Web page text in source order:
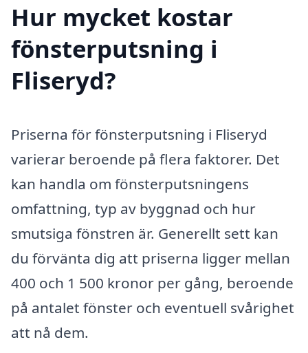
Hur mycket kostar
fönsterputsning i
Fliseryd?
Priserna för fönsterputsning i Fliseryd
varierar beroende på flera faktorer. Det
kan handla om fönsterputsningens
omfattning, typ av byggnad och hur
smutsiga fönstren är. Generellt sett kan
du förvänta dig att priserna ligger mellan
400 och 1 500 kronor per gång, beroende
på antalet fönster och eventuell svårighet
att nå dem.